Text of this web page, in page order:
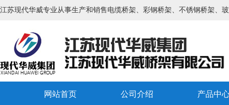
江苏现代华威专业从事生产和销售电缆桥架、彩钢桥架、不锈钢桥架、
网站首页 公司介绍 产品中